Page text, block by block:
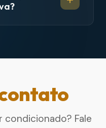
condicionado? Fale